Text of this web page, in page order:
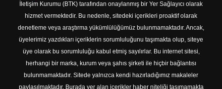
İletişim Kurumu (BTK) tarafından onaylanmış bir Yer Sağlayıcı olarak
hizmet vermektedir. Bu nedenle, sitedeki içerikleri proaktif olarak
denetleme veya araştırma yükümlülüğümüz bulunmamaktadır. Ancak,
üyelerimiz yazdıkları içeriklerin sorumluluğunu taşımakta olup, siteye
üye olarak bu sorumluluğu kabul etmiş sayılırlar. Bu internet sitesi,
herhangi bir marka, kurum veya şahıs şirketi ile hiçbir bağlantısı
bulunmamaktadır. Sitede yalnızca kendi hazırladığımız makaleler
paylaşılmaktadır. Burada yer alan içerikler haber niteliği taşımamakta